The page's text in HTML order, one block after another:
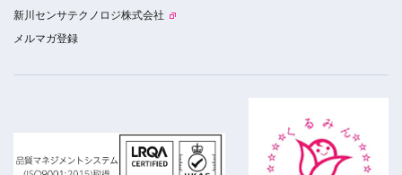
新川センサテクノロジ株式会社
メルマガ登録